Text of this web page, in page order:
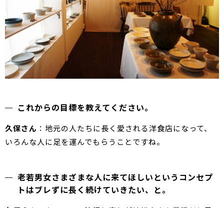
これからの目標を教えてください。
久保さん ：地元の人たちに長く愛される洋食店になって、
いろんな人に足を運んでもらうことですね。
老若男女さまざまな人に来てほしいというコンセプ
トはブレずに長く続けていきたい、と。